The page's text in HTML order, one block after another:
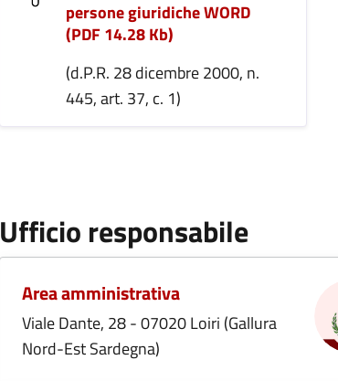
persone giuridiche WORD
(PDF 14.28 Kb)
(d.P.R. 28 dicembre 2000, n.
445, art. 37, c. 1)
Ufficio responsabile
Area amministrativa
Viale Dante, 28 - 07020 Loiri (Gallura
Nord-Est Sardegna)